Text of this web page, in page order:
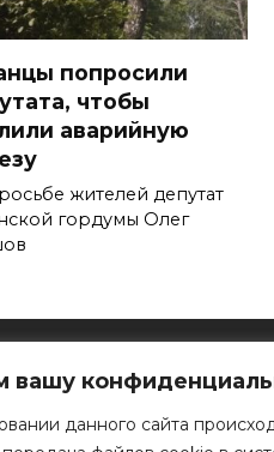
вашу
данного сайта
попросили
чтобы
аварийную
жителей депутат
гордумы Олег